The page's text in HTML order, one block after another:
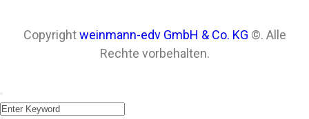
Copyrightweinmann-edv GmbH & Co. KG ©. Alle
Rechte vorbehalten.